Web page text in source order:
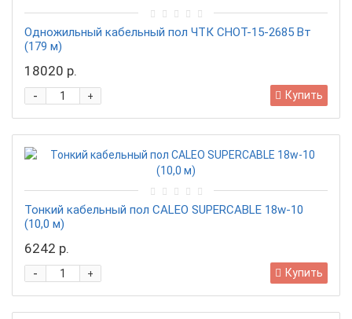
Одножильный кабельный пол ЧТК СНОТ-15-2685 Вт
(179 м)
18020 р.
+
- Купить
Тонкий кабельный пол CALEO SUPERCABLE 18w-10
(10,0 м)
6242 р.
+
- Купить